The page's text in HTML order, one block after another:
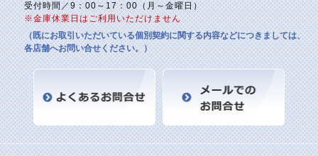
受付時間／9：00～17：00（月～金曜日）
※金庫休業日はご利用いただけません
（既にお取引いただいている個別契約に関する内容などにつきましては、
各店舗へお問い合せください。）